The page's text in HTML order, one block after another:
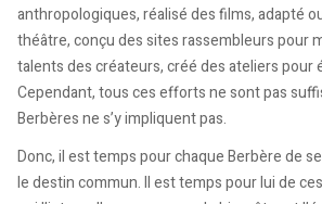
anthropologiques, réalisé des films, adapté
théâtre, conçu des sites rassembleurs pour
talents des créateurs, créé des ateliers pour
Cependant, tous ces efforts ne sont pas
Berbères ne s’y impliquent pas.
Donc, il est temps pour chaque Berbère de
le destin commun. Il est temps pour lui de